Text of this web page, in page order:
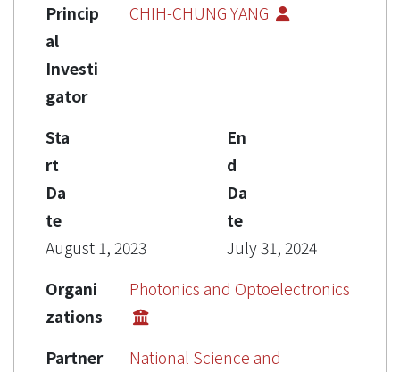
Princip
al
Investi
gator
CHIH-CHUNG YANG
Sta
rt
Da
te
August 1, 2023
En
d
Da
te
July 31, 2024
Organi
zations
Photonics and Optoelectronics
Partner
National Science and